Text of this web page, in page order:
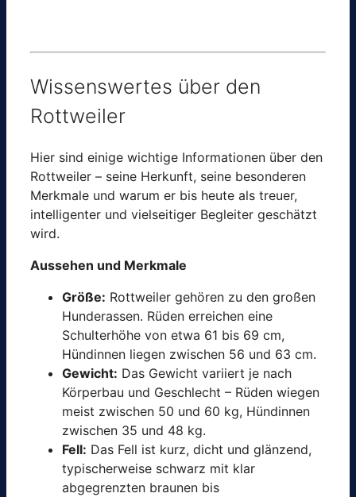
Wissenswertes über den
Rottweiler
Hier sind einige wichtige Informationen über den
Rottweiler – seine Herkunft, seine besonderen
Merkmale und warum er bis heute als treuer,
intelligenter und vielseitiger Begleiter geschätzt
wird.
Aussehen und Merkmale
Größe: Rottweiler gehören zu den großen
Hunderassen. Rüden erreichen eine
Schulterhöhe von etwa 61 bis 69 cm,
Hündinnen liegen zwischen 56 und 63 cm.
Gewicht: Das Gewicht variiert je nach
Körperbau und Geschlecht – Rüden wiegen
meist zwischen 50 und 60 kg, Hündinnen
zwischen 35 und 48 kg.
Fell: Das Fell ist kurz, dicht und glänzend,
typischerweise schwarz mit klar
abgegrenzten braunen bis